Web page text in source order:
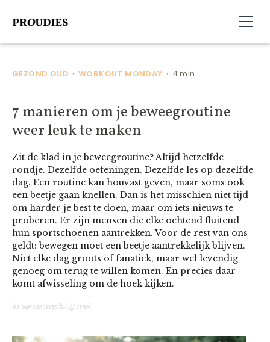
GEZOND OUD • WORKOUT MONDAY • 4 min
7 manieren om je beweegroutine
weer leuk te maken
Zit de klad in je beweegroutine? Altijd hetzelfde
rondje. Dezelfde oefeningen. Dezelfde les op dezelfde
dag. Een routine kan houvast geven, maar soms ook
een beetje gaan knellen. Dan is het misschien niet tijd
om harder je best te doen, maar om iets nieuws te
proberen. Er zijn mensen die elke ochtend fluitend
hun sportschoenen aantrekken. Voor de rest van ons
geldt: bewegen moet een beetje aantrekkelijk blijven.
Niet elke dag groots of fanatiek, maar wel levendig
genoeg om terug te willen komen. En precies daar
komt afwisseling om de hoek kijken.
In samenwerking met